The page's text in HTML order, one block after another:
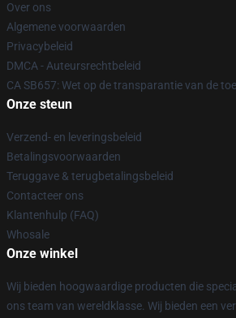
Over ons
Algemene voorwaarden
Privacybeleid
DMCA - Auteursrechtbeleid
CA SB657: Wet op de transparantie van de
Onze steun
Verzend- en leveringsbeleid
Betalingsvoorwaarden
Teruggave & terugbetalingsbeleid
Contacteer ons
Klantenhulp (FAQ)
Whosale
Onze winkel
Wij bieden hoogwaardige producten die
ons team van wereldklasse. Wij bieden een